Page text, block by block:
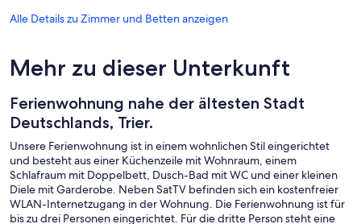
Alle Details zu Zimmer und Betten anzeigen
Mehr zu dieser Unterkunft
Ferienwohnung nahe der ältesten Stadt
Deutschlands, Trier.
Unsere Ferienwohnung ist in einem wohnlichen Stil eingerichtet
und besteht aus einer Küchenzeile mit Wohnraum, einem
Schlafraum mit Doppelbett, Dusch-Bad mit WC und einer kleinen
Diele mit Garderobe. Neben SatTV befinden sich ein kostenfreier
WLAN-Internetzugang in der Wohnung. Die Ferienwohnung ist für
bis zu drei Personen eingerichtet. Für die dritte Person steht eine